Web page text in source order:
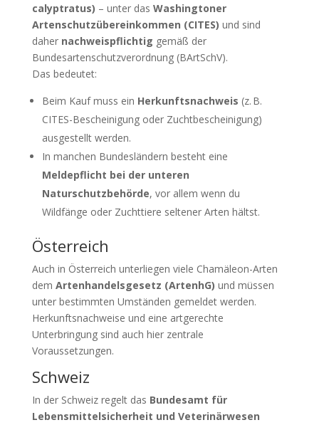
calyptratus) – unter das Washingtoner
Artenschutzübereinkommen (CITES) und sind
daher nachweispflichtig gemäß der
Bundesartenschutzverordnung (BArtSchV).
Das bedeutet:
Beim Kauf muss ein Herkunftsnachweis (z. B.
CITES-Bescheinigung oder Zuchtbescheinigung)
ausgestellt werden.
In manchen Bundesländern besteht eine
Meldepflicht bei der unteren
Naturschutzbehörde, vor allem wenn du
Wildfänge oder Zuchttiere seltener Arten hältst.
Österreich
Auch in Österreich unterliegen viele Chamäleon-Arten
dem Artenhandelsgesetz (ArtenhG) und müssen
unter bestimmten Umständen gemeldet werden.
Herkunftsnachweise und eine artgerechte
Unterbringung sind auch hier zentrale
Voraussetzungen.
Schweiz
In der Schweiz regelt das Bundesamt für
Lebensmittelsicherheit und Veterinärwesen